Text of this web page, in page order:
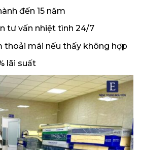
đến 15 năm
tư vấn nhiệt tình 24/7
thoải mái nếu thấy không hợp
lãi suất